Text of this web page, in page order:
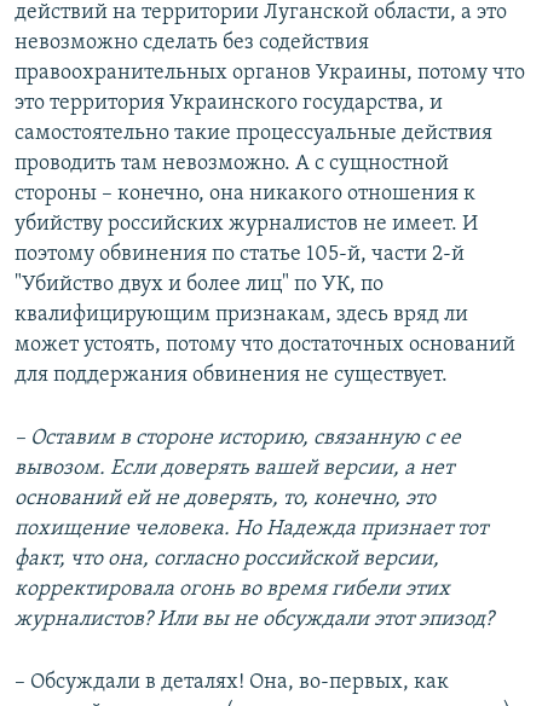
действий на территории Луганской области, а это
невозможно сделать без содействия
правоохранительных органов Украины, потому что
это территория Украинского государства, и
самостоятельно такие процессуальные действия
проводить там невозможно. А с сущностной
стороны – конечно, она никакого отношения к
убийству российских журналистов не имеет. И
поэтому обвинения по статье 105-й, части 2-й
"Убийство двух и более лиц" по УК, по
квалифицирующим признакам, здесь вряд ли
может устоять, потому что достаточных оснований
для поддержания обвинения не существует.
– Оставим в стороне историю, связанную с ее
вывозом. Если доверять вашей версии, а нет
оснований ей не доверять, то, конечно, это
похищение человека. Но Надежда признает тот
факт, что она, согласно российской версии,
корректировала огонь во время гибели этих
журналистов? Или вы не обсуждали этот эпизод?
– Обсуждали в деталях! Она, во-первых, как